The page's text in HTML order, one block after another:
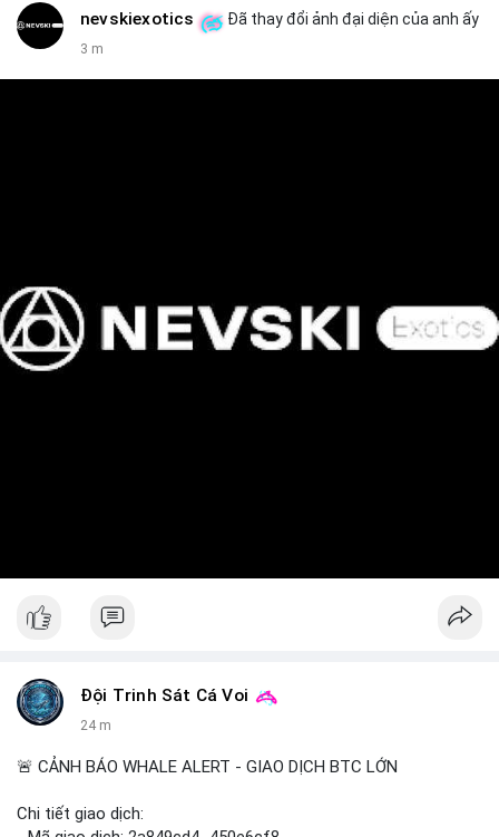
nevskiexotics Đã thay đổi ảnh đại diện của anh ấy
3 m
Đội Trinh Sát Cá Voi
24 m
🚨 CẢNH BÁO WHALE ALERT - GIAO DỊCH BTC LỚN
Chi tiết giao dịch: